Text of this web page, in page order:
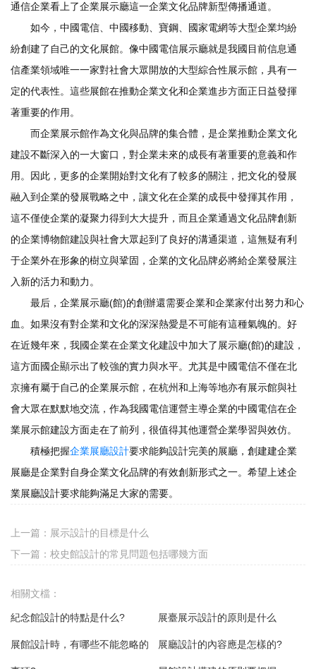
通信企業看上了企業展示廳這一企業文化品牌新型傳播通道。
如今，中國電信、中國移動、寶鋼、國家電網等大型企業均紛
紛創建了自己的文化展館。像中國電信展示廳就是我國目前信息通
信產業領域唯一一家對社會大眾開放的大型綜合性展示館，具有一
定的代表性。這些展館在推動企業文化和企業進步方面正日益發揮
著重要的作用。
而企業展示館作為文化與品牌的集合體，是企業推動企業文化
建設不斷深入的一大窗口，對企業未來的成長有著重要的意義和作
用。因此，更多的企業開始對文化有了較多的關注，把文化的發展
融入到企業的發展戰略之中，讓文化在企業的成長中發揮其作用，
這不僅使企業的凝聚力得到大大提升，而且企業通過文化品牌創新
的企業博物館建設與社會大眾起到了良好的溝通渠道，這無疑有利
于企業外在形象的樹立與鞏固，企業的文化品牌必將給企業發展注
入新的活力和動力。
最后，企業展示廳(館)的創辦還需要企業和企業家付出努力和心
血。如果沒有對企業和文化的深深熱愛是不可能有這種氣魄的。好
在近幾年來，我國企業在企業文化建設中加大了展示廳(館)的建設，
這方面國企顯示出了較強的實力與水平。尤其是中國電信不僅在北
京擁有屬于自己的企業展示館，在杭州和上海等地亦有展示館與社
會大眾在默默地交流，作為我國電信運營主導企業的中國電信在企
業展示館建設方面走在了前列，很值得其他運營企業學習與效仿。
積極把握企業展廳設計要求能夠設計完美的展廳，創建建企業
展廳是企業對自身企業文化品牌的有效創新形式之一。希望上述企
業展廳設計要求能夠滿足大家的需要。
上一篇： 展示設計的目標是什么
下一篇： 校史館設計的常見問題包括哪幾方面
相關文檔：
紀念館設計的特點是什么? 展臺展示設計的原則是什么
展館設計時，有哪些不能忽略的 展廳設計的內容應是怎樣的?